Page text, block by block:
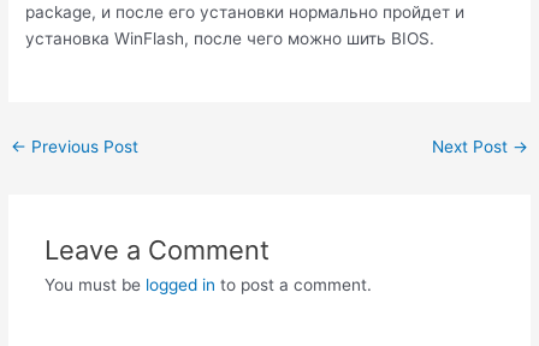
package, и после его установки нормально пройдет и
установка WinFlash, после чего можно шить BIOS.
Post
← Previous Post Next Post →
Leave a Comment
You must be logged in to post a comment.